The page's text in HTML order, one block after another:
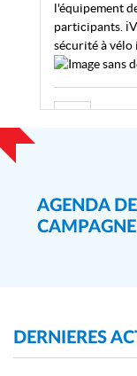
l'équipement
participants.
sécurité à vélo
kruten d‘
vum 20. Juli
Hondsstaffel
an och op e
AGENDA
DERNIERES